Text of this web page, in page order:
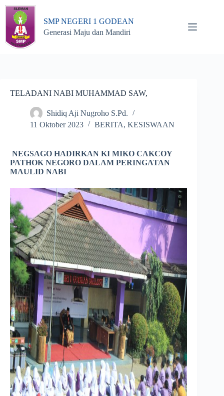
Skip
content
SMP NEGERI 1 GODEAN
Generasi Maju dan Mandiri
TELADANI NABI MUHAMMAD SAW,
Shidiq Aji Nugroho S.Pd.
11 Oktober 2023
BERITA, KESISWAAN
NEGSAGO HADIRKAN KI MIKO CAKCOY
PATHOK NEGORO DALAM PERINGATAN
MAULID NABI